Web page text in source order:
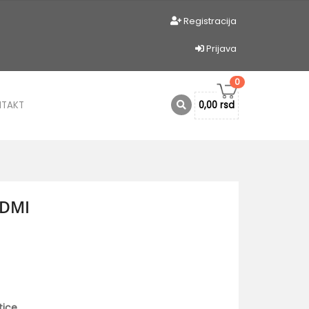
Registracija
Prijava
0
0,00 rsd